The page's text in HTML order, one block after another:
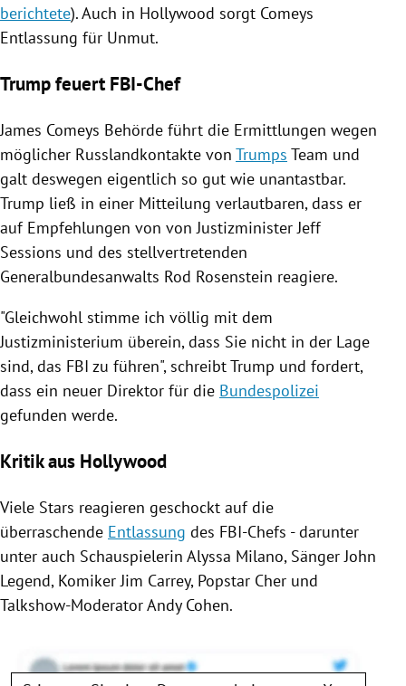
berichtete). Auch in Hollywood sorgt Comeys
Entlassung für Unmut.
Trump feuert FBI-Chef
James Comeys Behörde führt die Ermittlungen wegen
möglicher Russlandkontakte von Trumps Team und
galt deswegen eigentlich so gut wie unantastbar.
Trump ließ in einer Mitteilung verlautbaren, dass er
auf Empfehlungen von von JustizministerJeff
Sessions und des stellvertretenden
Generalbundesanwalts Rod Rosenstein reagiere.
"Gleichwohl stimme ich völlig mit dem
Justizministerium überein, dass Sie nicht in der Lage
sind, das FBI zu führen", schreibtTrump und fordert,
dass ein neuer Direktor für die Bundespolizei
gefunden werde.
Kritik aus Hollywood
Viele Stars reagieren geschockt auf die
überraschende Entlassung des FBI-Chefs - darunter
unter auch Schauspielerin Alyssa Milano, SängerJohn
Legend, KomikerJim Carrey, Popstar Cher und
Talkshow-ModeratorAndy Cohen.